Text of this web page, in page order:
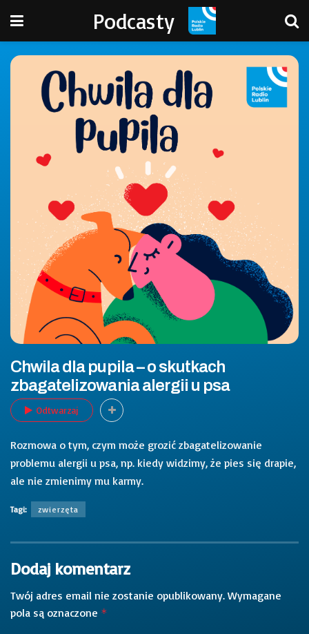
Podcasty
Chwila dla pupila – o skutkach
zbagatelizowania alergii u psa
Odtwarzaj
Rozmowa o tym, czym może grozić zbagatelizowanie
problemu alergii u psa, np. kiedy widzimy, że pies się drapie,
ale nie zmienimy mu karmy.
Tagi: zwierzęta
Dodaj komentarz
Twój adres email nie zostanie opublikowany. Wymagane
pola są oznaczone *